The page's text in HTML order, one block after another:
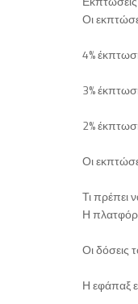
Οι
4%
3%
2%
Οι
Τι πρέπει
Η
Οι δόσεις
Η εφάπαξ